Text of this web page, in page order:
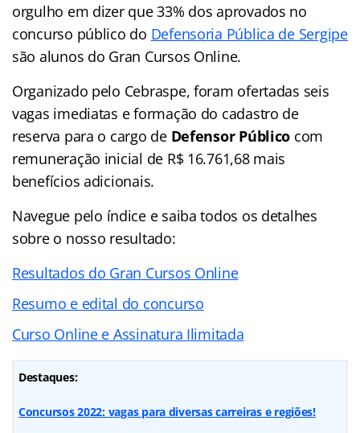
orgulho em dizer que 33% dos aprovados no
concurso público do Defensoria Pública de Sergipe
são alunos do Gran Cursos Online.
Organizado pelo Cebraspe, foram ofertadas seis
vagas imediatas e formação do cadastro de
reserva para o cargo de Defensor Público com
remuneração inicial de R$ 16.761,68 mais
benefícios adicionais.
Navegue pelo índicee saiba todos os detalhes
sobre o nosso resultado:
Resultados do Gran Cursos Online
Resumo e edital do concurso
Curso Online e Assinatura Ilimitada
Destaques:
Concursos 2022: vagas para diversas carreiras e regiões!